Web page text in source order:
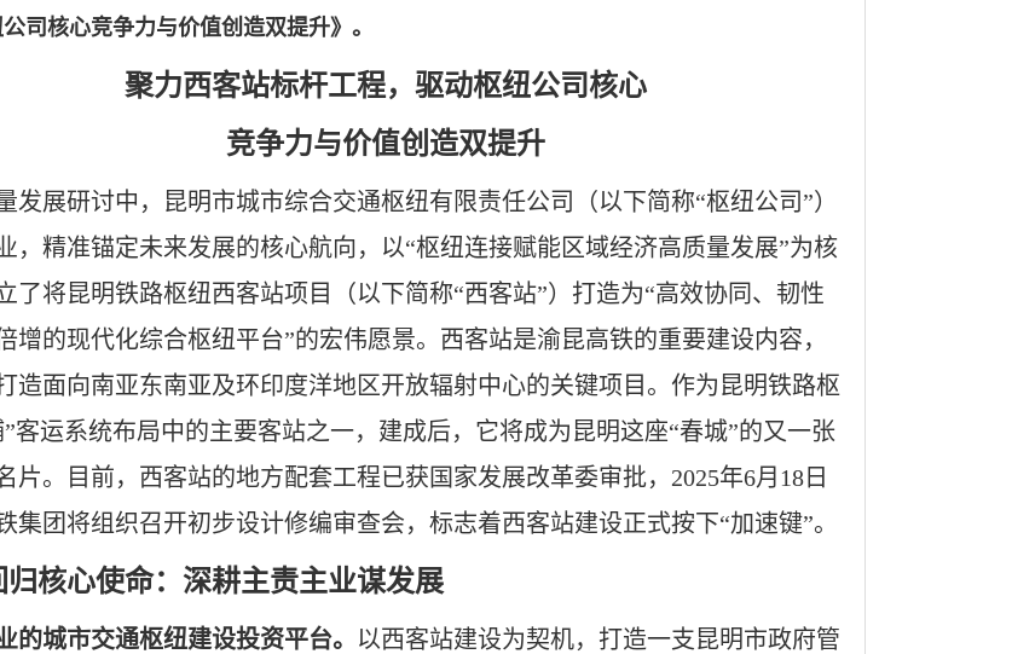
司核心竞争力与价值创造双提升》。
聚力西客站标杆工程，驱动枢纽公司核心
竞争力与价值创造双提升
发展研讨中，昆明市城市综合交通枢纽有限责任公司（以下简称“枢纽公司”）
，精准锚定未来发展的核心航向，以“枢纽连接赋能区域经济高质量发展”为核
了将昆明铁路枢纽西客站项目（以下简称“西客站”）打造为“高效协同、韧性
增的现代化综合枢纽平台”的宏伟愿景。西客站是渝昆高铁的重要建设内容，
造面向南亚东南亚及环印度洋地区开放辐射中心的关键项目。作为昆明铁路枢
客运系统布局中的主要客站之一，建成后，它将成为昆明这座“春城”的又一张
片。目前，西客站的地方配套工程已获国家发展改革委审批，2025年6月18日
集团将组织召开初步设计修编审查会，标志着西客站建设正式按下“加速键”。
归核心使命：深耕主责主业谋发展
的城市交通枢纽建设投资平台。 以西客站建设为契机，打造一支昆明市政府管